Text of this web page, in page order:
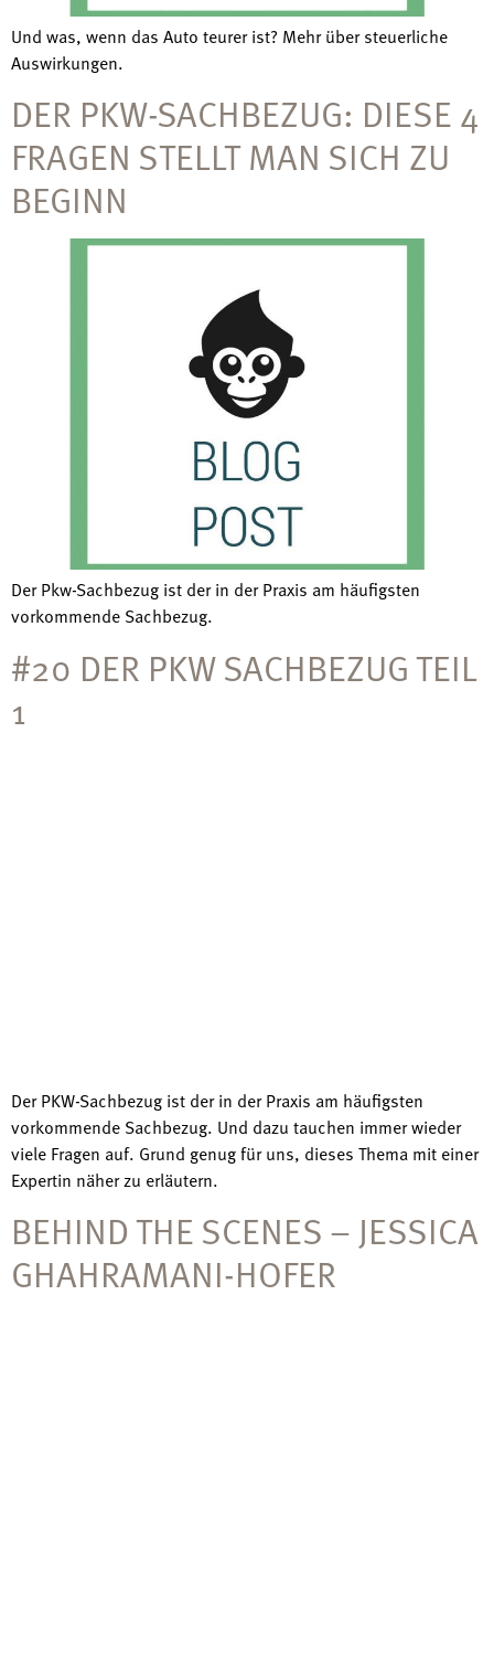
Und was, wenn das Auto teurer ist? Mehr über steuerliche
Auswirkungen.
DER PKW-SACHBEZUG: DIESE 4
FRAGEN STELLT MAN SICH ZU
BEGINN
Der Pkw-Sachbezug ist der in der Praxis am häufigsten
vorkommende Sachbezug.
#20 DER PKW SACHBEZUG TEIL
1
Der PKW-Sachbezug ist der in der Praxis am häufigsten
vorkommende Sachbezug. Und dazu tauchen immer wieder
viele Fragen auf. Grund genug für uns, dieses Thema mit einer
Expertin näher zu erläutern.
BEHIND THE SCENES – JESSICA
GHAHRAMANI-HOFER